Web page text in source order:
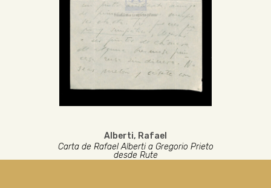
Alberti, Rafael
Carta de Rafael Alberti a Gregorio Prieto
desde Rute